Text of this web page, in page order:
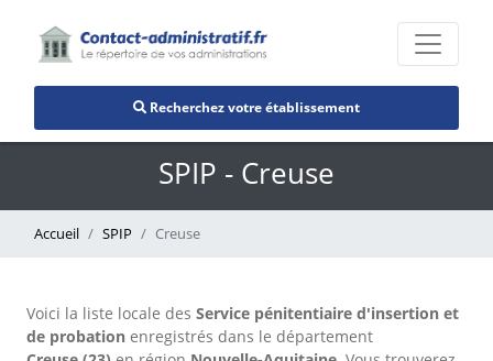
Recherchez votre établissement
SPIP - Creuse
Accueil SPIP Creuse
Voici la liste locale des Service pénitentiaire d'insertion et
de probation enregistrés dans le département